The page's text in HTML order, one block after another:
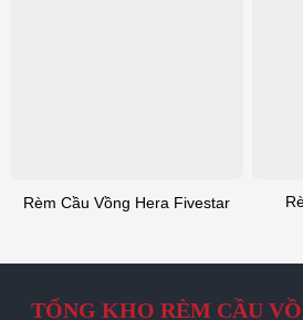
Rèm Cầu Vồng Hera Fivestar
TỔNG KHO RÈM CẦU